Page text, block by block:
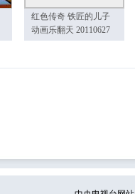
红色传奇 铁匠的儿子
动画乐翻天 20110627